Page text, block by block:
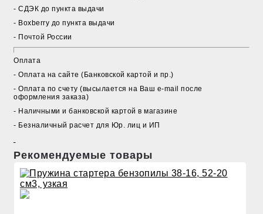
- СДЭК до пункта выдачи
- Boxberry до пункта выдачи
- Почтой России
Оплата
- Оплата на сайте (Банковской картой и пр.)
- Оплата по счету (высылается на Ваш e-mail после
оформления заказа)
- Наличными и банковской картой в магазине
- Безналичный расчет для Юр. лиц и ИП
Рекомендуемые товары